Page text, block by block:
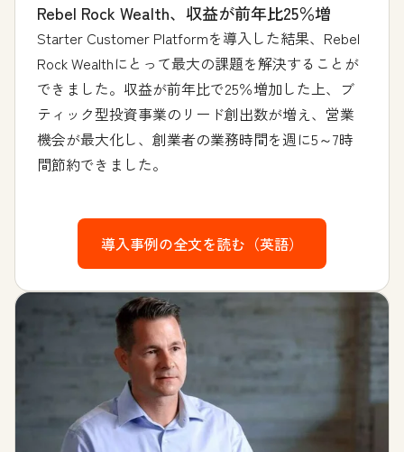
Rebel Rock Wealth、収益が前年比25％増
Starter Customer Platformを導入した結果、Rebel
Rock Wealthにとって最大の課題を解決することが
できました。収益が前年比で25％増加した上、ブ
ティック型投資事業のリード創出数が増え、営業
機会が最大化し、創業者の業務時間を週に5～7時
間節約できました。
導入事例の全文を読む（英語）